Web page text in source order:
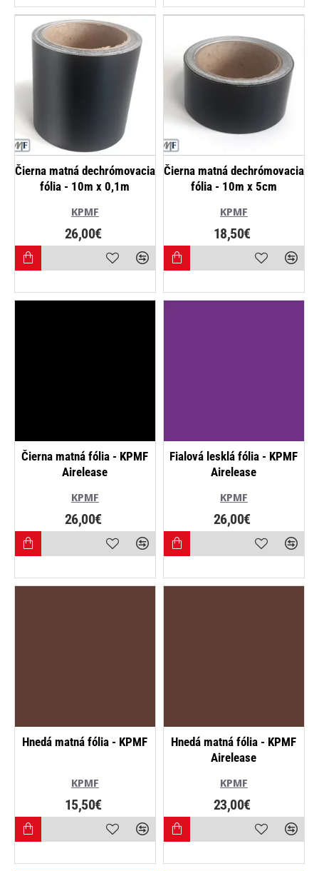
KPMF
Čierna matná dechrómovacia
fólia - 10m x 0,1m
26,00€
KPMF
Čierna matná dechrómovacia
fólia - 10m x 5cm
18,50€
NAJPREDÁVANEJŠIE
KPMF
Čierna matná fólia - KPMF
Airelease
26,00€
NOVINKA
KPMF
Fialová lesklá fólia - KPMF
Airelease
26,00€
KPMF
Hnedá matná fólia - KPMF
15,50€
KPMF
Hnedá matná fólia - KPMF
Airelease
23,00€